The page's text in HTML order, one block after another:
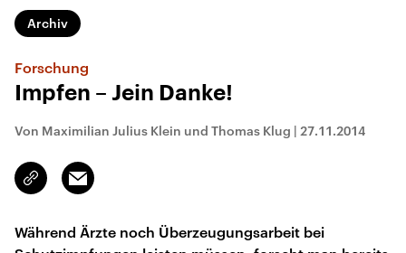
Archiv
Forschung
Impfen – Jein Danke!
Von Maximilian Julius Klein und Thomas Klug | 27.11.2014
Link
kopieren/teilen
Email
Während Ärzte noch Überzeugungsarbeit bei